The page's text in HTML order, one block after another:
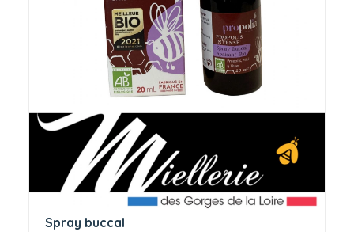
Spray buccal